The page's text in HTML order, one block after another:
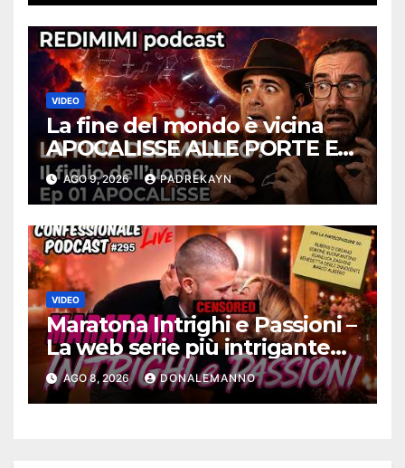
VIDEO
La fine del mondo è vicina
APOCALISSE ALLE PORTE Ep
01 – Redimimi Podcast
RELOADED
AGO 9, 2026 PADREKAYN
VIDEO
Maratona Intrighi e Passioni –
La web serie più intrigante
d’Italia |
#ConfessionalePodcast 295
AGO 8, 2026 DONALEMANNO